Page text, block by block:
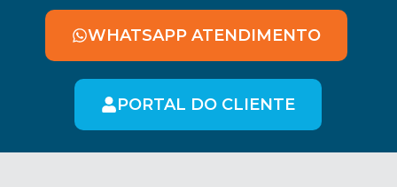
WHATSAPP ATENDIMENTO
PORTAL DO CLIENTE